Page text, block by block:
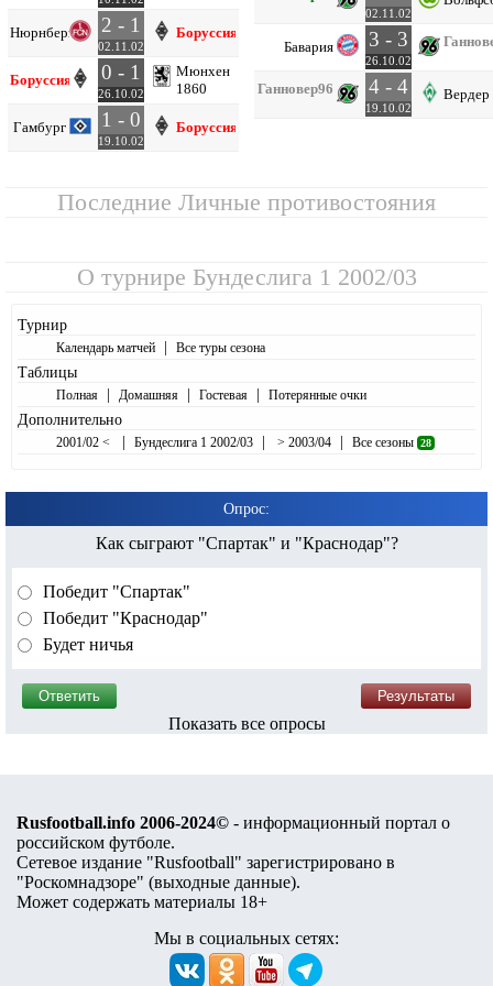
Нюрнберг 2 - 1
02.11.02
Боруссия М
Боруссия М 0 - 1
26.10.02
Мюнхен
1860
Гамбург 1 - 0
19.10.02
Боруссия М
02.11.02
Бавария 3 - 3
26.10.02
Ганновер96 4 - 4
19.10.02
Вердер
Последние Личные противостояния
О турнире Бундеслига 1 2002/03
Турнир
Календарь матчей | Все туры сезона
Таблицы
Полная | Домашняя | Гостевая | Потерянные очки
Дополнительно
2001/02 < | Бундеслига 1 2002/03 | > 2003/04 | Все сезоны 28
Опрос:
Как сыграют "Спартак" и "Краснодар"?
Победит "Спартак"
Победит "Краснодар"
Будет ничья
Показать все опросы
Rusfootball.info 2006-2024© - информационный портал о
российском футболе.
Сетевое издание "Rusfootball" зарегистрировано в
"Роскомнадзоре" (выходные данные).
Может содержать материалы 18+
Мы в социальных сетях: